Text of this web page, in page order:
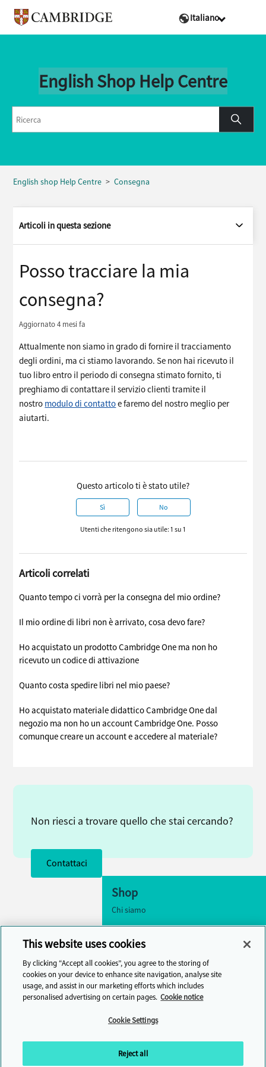
Italiano
English Shop Help Centre
English shop Help Centre Consegna
Articoli in questa sezione
Posso tracciare la mia
consegna?
Aggiornato4 mesi fa
Attualmente non siamo in grado di fornire il tracciamento
degli ordini, ma ci stiamo lavorando. Se non hai ricevuto il
tuo libro entro il periodo di consegna stimato fornito, ti
preghiamo di contattare il servizio clienti tramite il
nostro modulo di contattoe faremo del nostro meglio per
aiutarti.
Questo articolo ti è stato utile?
Sì No
Utenti che ritengono sia utile: 1 su 1
Articoli correlati
Quanto tempo ci vorrà per la consegna del mio ordine?
Il mio ordine di libri non è arrivato, cosa devo fare?
Ho acquistato un prodotto Cambridge One ma non ho
ricevuto un codice di attivazione
Quanto costa spedire libri nel mio paese?
Ho acquistato materiale didattico Cambridge One dal
negozio ma non ho un account Cambridge One. Posso
comunque creare un account e accedere al materiale?
Non riesci a trovare quello che stai cercando?
Contattaci
Shop
Chi siamo
Contattaci
Centro assistenza
Cambridge One
inglese online
This website uses cookies
By clicking “Accept all cookies”, you agree to the storing of
cookies on your device to enhance site navigation, analyse site
usage, and assist in our marketing efforts which includes
personalised advertising on certain pages. Cookie notice
Cookie Settings
Reject all